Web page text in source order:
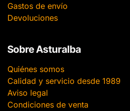
Gastos de envío
Devoluciones
Sobre Asturalba
Quiénes somos
Calidad y servicio desde 1989
Aviso legal
Condiciones de venta